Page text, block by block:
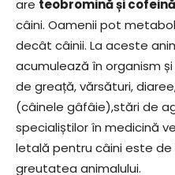
are teobromină și cofeină
câini. Oamenii pot
decât câinii. La aceste
acumulează în organism
de greață, vărsături,
(câinele gâfâie),stări de
specialiștilor în medicină
letală pentru câini este de
greutatea animalului.